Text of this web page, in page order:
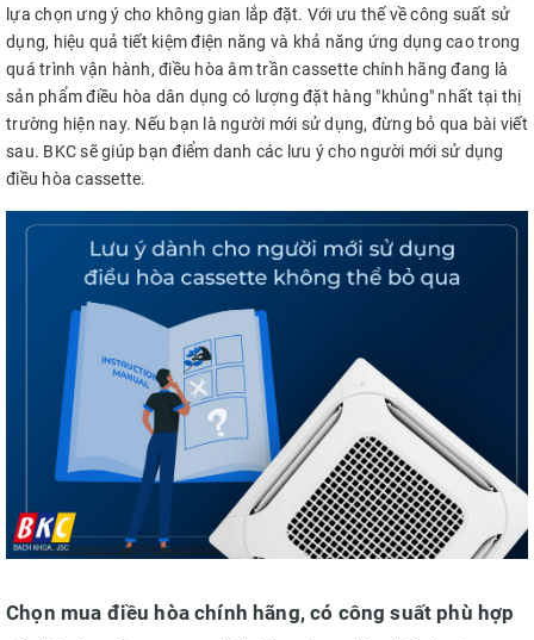
lựa chọn ưng ý cho không gian lắp đặt. Với ưu thế về công suất sử
dụng, hiệu quả tiết kiệm điện năng và khả năng ứng dụng cao trong
quá trình vận hành, điều hòa âm trần cassette chính hãng đang là
sản phẩm điều hòa dân dụng có lượng đặt hàng "khủng" nhất tại thị
trường hiện nay. Nếu bạn là người mới sử dụng, đừng bỏ qua bài viết
sau. BKC sẽ giúp bạn điểm danh các lưu ý cho người mới sử dụng
điều hòa cassette.
Chọn mua điều hòa chính hãng, có công suất phù hợp